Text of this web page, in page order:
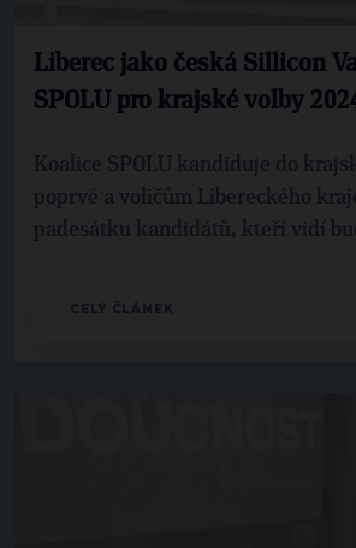
Liberec jako česká Sillicon
SPOLU pro krajské volby
Koalice SPOLU kandiduje do
poprvé a voličům Libereckého
padesátku kandidátů, kteří vidí
CELÝ ČLÁNEK